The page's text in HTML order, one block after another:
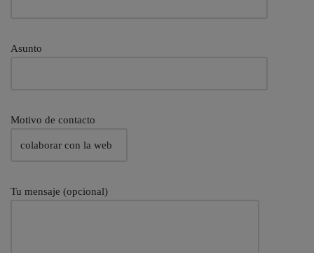
Asunto
Motivo de contacto
Tu mensaje (opcional)